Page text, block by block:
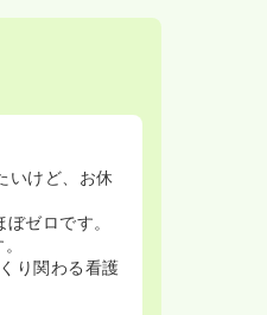
いけど、お休
ゼロです。
り関わる看護